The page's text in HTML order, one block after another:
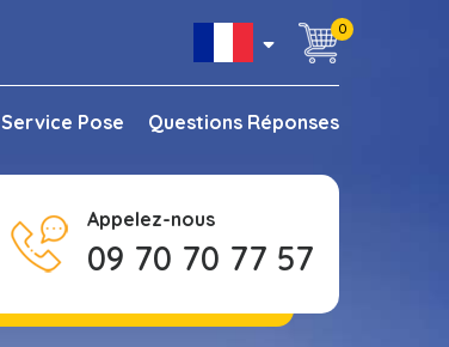
0
Service Pose Questions Réponses
Appelez-nous
09 70 70 77 57